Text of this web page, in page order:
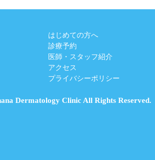
はじめての方へ
診療予約
医師・スタッフ紹介
アクセス
プライバシーポリシー
Dermatology Clinic All Rights Reserved.